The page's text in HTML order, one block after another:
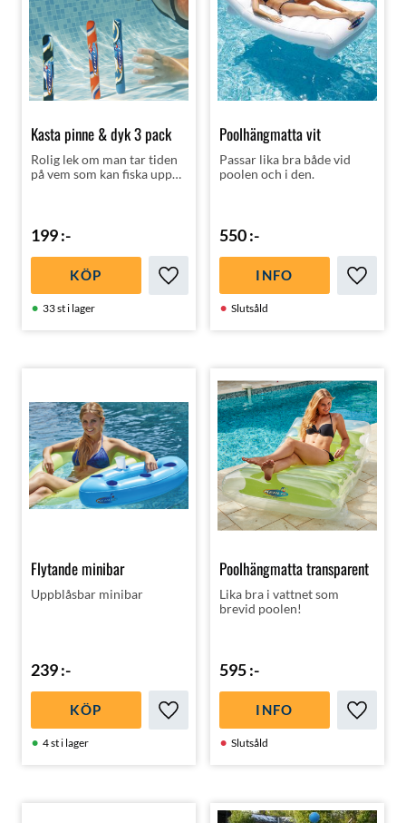
Kasta pinne & dyk 3 pack
Rolig lek om man tar tiden
på vem som kan fiska upp
199:-
Lägg till i favoriter
33 st i lager
KÖP
Poolhängmatta vit
Passar lika bra både vid
poolen och i den.
550:-
Lägg
Slutsåld
INFO
Flytande minibar
Uppblåsbar minibar
239:-
Lägg till i favoriter
4 st i lager
KÖP
Poolhängmatta transparent
Lika bra i vattnet som
brevid poolen!
595:-
Lägg
Slutsåld
INFO